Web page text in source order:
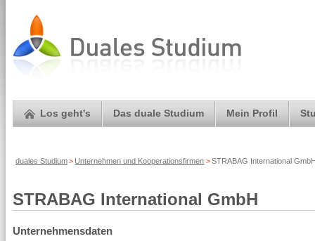
Los geht's Das duale Studium Mein Profil
duales Studium> Unternehmen und Kooperationsfirmen >STRABAG International
STRABAG International GmbH
Unternehmensdaten